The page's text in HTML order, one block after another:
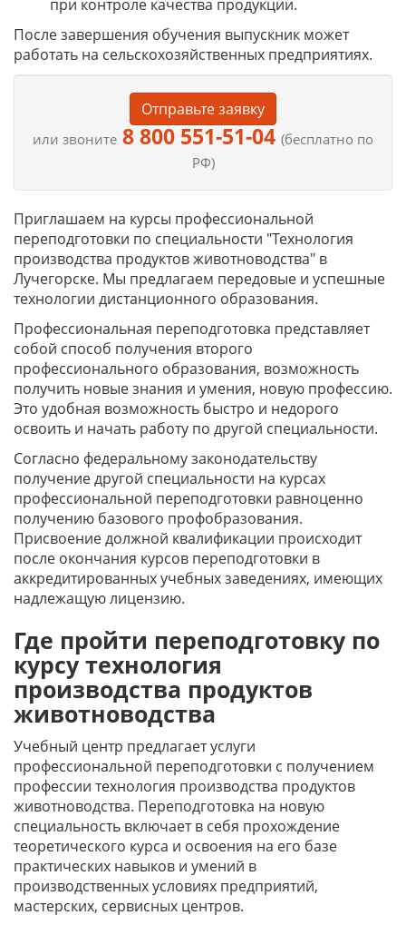
при контроле качества продукции.
После завершения обучения выпускник может
работать на сельскохозяйственных предприятиях.
Отправьте заявку
или звоните 8 800 551-51-04 (бесплатно по
РФ)
Приглашаем на курсы профессиональной
переподготовки по специальности "Технология
производства продуктов животноводства" в
Лучегорске. Мы предлагаем передовые и успешные
технологии дистанционного образования.
Профессиональная переподготовка представляет
собой способ получения второго
профессионального образования, возможность
получить новые знания и умения, новую профессию.
Это удобная возможность быстро и недорого
освоить и начать работу по другой специальности.
Согласно федеральному законодательству
получение другой специальности на курсах
профессиональной переподготовки равноценно
получению базового профобразования.
Присвоение должной квалификации происходит
после окончания курсов переподготовки в
аккредитированных учебных заведениях, имеющих
надлежащую лицензию.
Где пройти переподготовку по
курсу технология
производства продуктов
животноводства
Учебный центр предлагает услуги
профессиональной переподготовки с получением
профессии технология производства продуктов
животноводства. Переподготовка на новую
специальность включает в себя прохождение
теоретического курса и освоения на его базе
практических навыков и умений в
производственных условиях предприятий,
мастерских, сервисных центров.